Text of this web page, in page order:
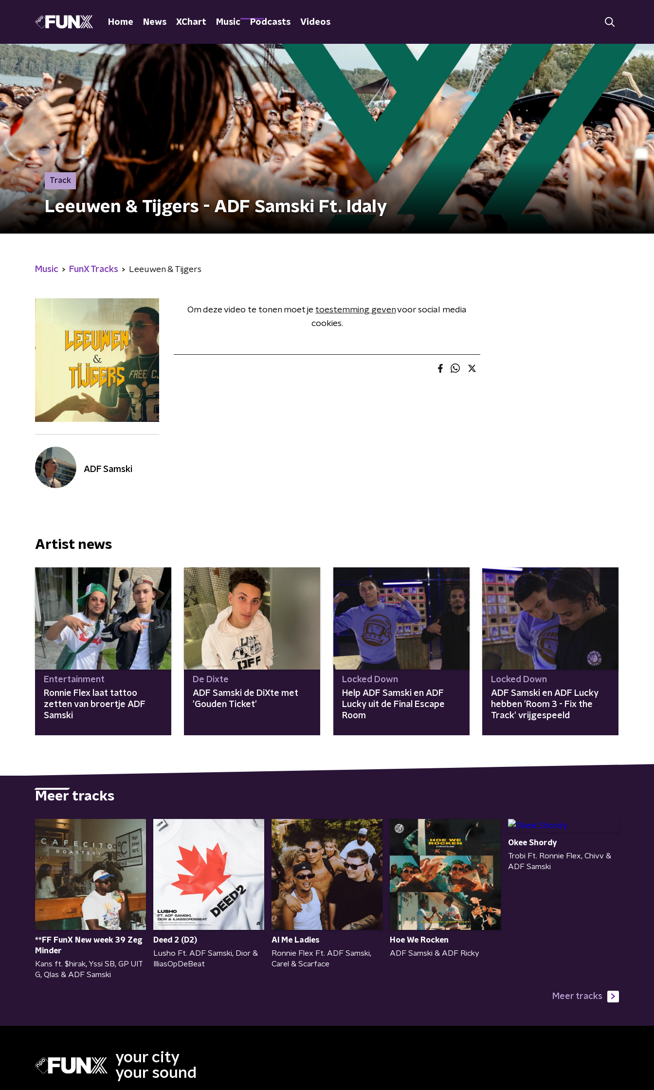
Home News XChart Music Podcasts Videos
Track
Leeuwen & Tijgers - ADF Samski Ft. Idaly
Music FunX Tracks Leeuwen & Tijgers
ADF Samski
Om deze video te tonen moet je toestemming gevenvoor social media
cookies.
Artist news
Entertainment
Ronnie Flex laat tattoo
zetten van broertje ADF
Samski
De Dixte
ADF Samski de DiXte met
'Gouden Ticket'
Locked Down
Help ADF Samski en ADF
Lucky uit de Final Escape
Room
Locked Down
ADF Samski en ADF Lucky
hebben 'Room 3 - Fix the
Track' vrijgespeeld
Meer tracks
**FF FunX New week 39 Zeg
Minder
Kans ft. $hirak, Yssi SB, GP UIT
G, Qlas & ADF Samski
Deed 2 (D2)
Lusho Ft. ADF Samski, Dior &
IlliasOpDeBeat
Al Me Ladies
Ronnie Flex Ft. ADF Samski,
Carel & Scarface
Hoe We Rocken
ADF Samski & ADF Ricky
Okee Shordy
Trobi Ft. Ronnie Flex, Chivv &
ADF Samski
Meer tracks
your city
your sound